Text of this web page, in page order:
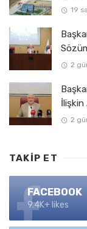
19
2
İlişkin
2
TAKIP ET
FACEBOOK
9.4K+ likes